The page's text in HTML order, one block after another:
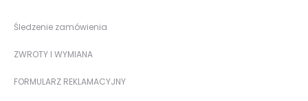
Śledzenie zamówienia
ZWROTY I WYMIANA
FORMULARZ REKLAMACYJNY